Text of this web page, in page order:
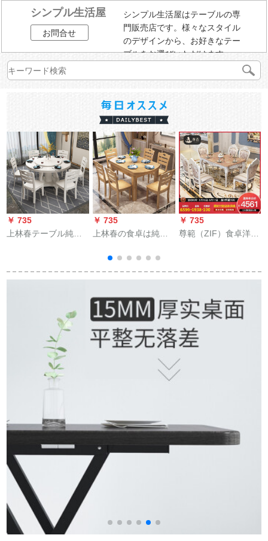
シンプル生活屋
お問合せ
シンプル生活屋はテーブルの専
門販売店です。様々なスタイル
のデザインから、お好きなテー
ブルをお選びいただけます。
￥ 735
上林春テーブル純木
ブルテーブルセット
ーブル家庭用夕食テ
￥ 735
上林春の食卓は純木
れたみた純木食テー
ブルとテーブルセッ
は円形のご飯テーブ
ルのケヤキ色（1.5メ
ートル）の六椅子が
あります。
￥ 735
尊範（ZIF）食卓洋風
テーブルテーブル純
1.5大理石テーブル+6
椅子